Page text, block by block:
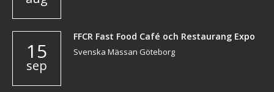
15
sep
FFCR Fast Food Café och Restaurang Expo
Svenska Mässan Göteborg